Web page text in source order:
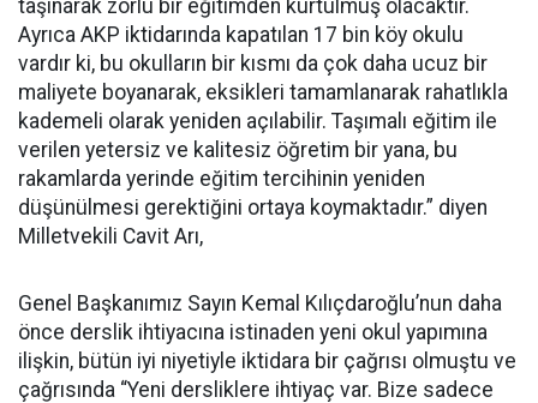
taşınarak zorlu bir eğitimden kurtulmuş olacaktır.
Ayrıca AKP iktidarında kapatılan 17 bin köy okulu
vardır ki, bu okulların bir kısmı da çok daha ucuz bir
maliyete boyanarak, eksikleri tamamlanarak rahatlıkla
kademeli olarak yeniden açılabilir. Taşımalı eğitim ile
verilen yetersiz ve kalitesiz öğretim bir yana, bu
rakamlarda yerinde eğitim tercihinin yeniden
düşünülmesi gerektiğini ortaya koymaktadır.” diyen
Milletvekili Cavit Arı,
Genel Başkanımız Sayın Kemal Kılıçdaroğlu’nun daha
önce derslik ihtiyacına istinaden yeni okul yapımına
ilişkin, bütün iyi niyetiyle iktidara bir çağrısı olmuştu ve
çağrısında “Yeni dersliklere ihtiyaç var. Bize sadece